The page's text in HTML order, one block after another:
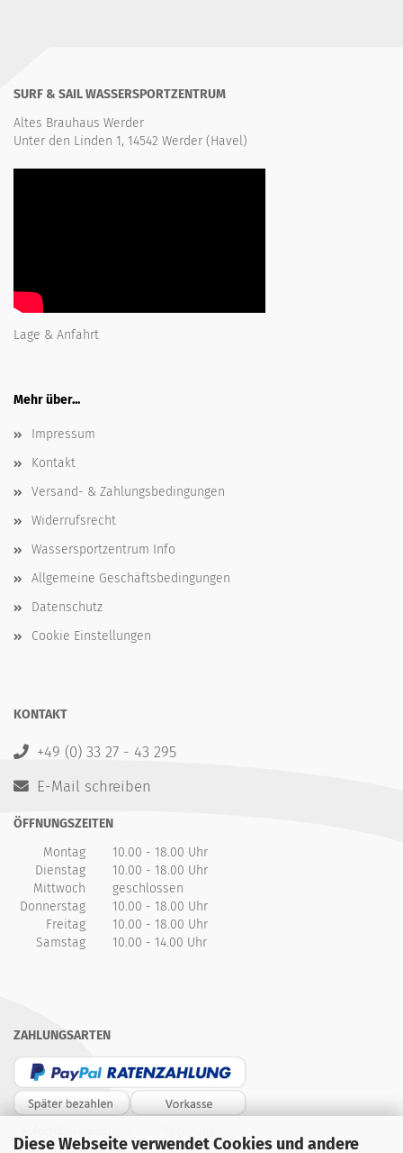
Diese Webseite verwendet Cookies und andere
SURF & SAIL WASSERSPORTZENTRUM
Altes Brauhaus Werder
Unter den Linden 1, 14542 Werder (Havel)
Lage & Anfahrt
Mehr über...
Impressum
Kontakt
Versand- & Zahlungsbedingungen
Widerrufsrecht
Wassersportzentrum Info
Allgemeine Geschäftsbedingungen
Datenschutz
Cookie Einstellungen
KONTAKT
+49 (0) 33 27 - 43 295
E-Mail schreiben
ÖFFNUNGSZEITEN
Montag
10.00 - 18.00 Uhr
Dienstag
10.00 - 18.00 Uhr
Mittwoch
geschlossen
Donnerstag
10.00 - 18.00 Uhr
Freitag
10.00 - 18.00 Uhr
Samstag
10.00 - 14.00 Uhr
ZAHLUNGSARTEN